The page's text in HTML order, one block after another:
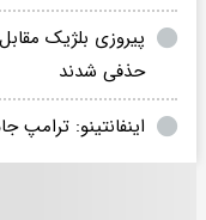
حذفی شدند
اینفانتینو: ترامپ